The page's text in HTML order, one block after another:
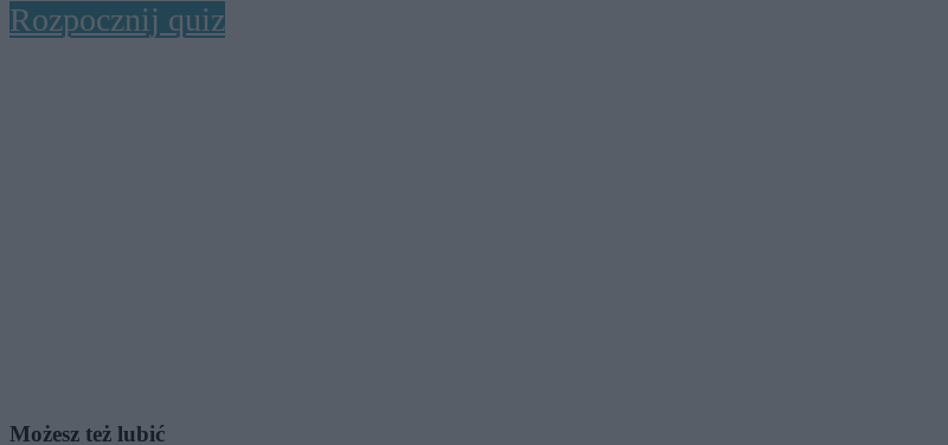
Rozpocznij quiz
Możesz też lubić